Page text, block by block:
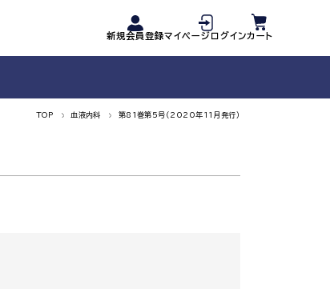
新規会員登録マイページログインカート
TOP 血液内科 第81巻第5号（2020年11月発行）